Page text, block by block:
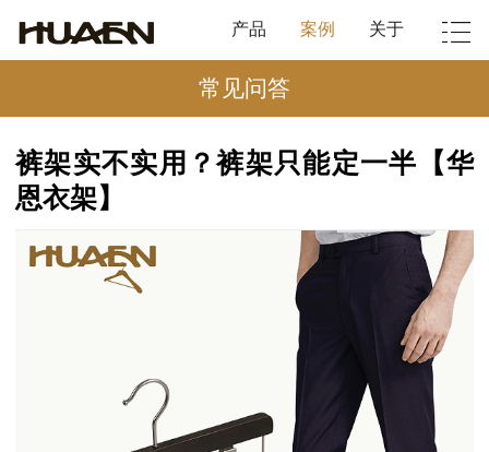
产品 案例 关于
常见问答
裤架实不实用？裤架只能定一半【华
恩衣架】